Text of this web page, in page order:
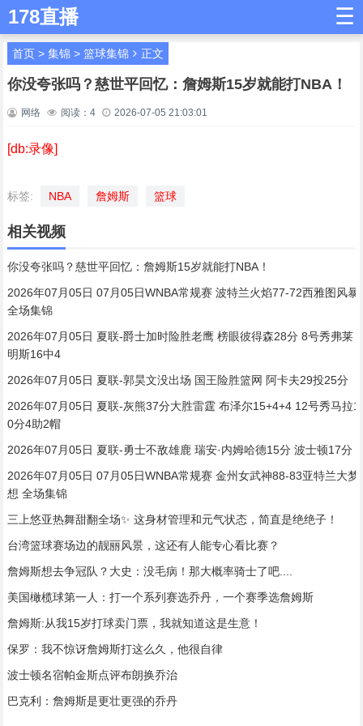
178直播 ☰
首页> 集锦> 篮球集锦 正文
你没夸张吗？慈世平回忆：詹姆斯15岁就能打NBA！
网络 阅读： 4 2026-07-05 21:03:01
[db:录像]
标签: NBA 詹姆斯 篮球
相关视频
你没夸张吗？慈世平回忆：詹姆斯15岁就能打NBA！
2026年07月05日 07月05日WNBA常规赛 波特兰火焰77-72西雅图风暴
全场集锦
2026年07月05日 夏联-爵士加时险胜老鹰 榜眼彼得森28分 8号秀弗莱
明斯16中4
2026年07月05日 夏联-郭昊文没出场 国王险胜篮网 阿卡夫29投25分
2026年07月05日 夏联-灰熊37分大胜雷霆 布泽尔15+4+4 12号秀马拉1
0分4助2帽
2026年07月05日 夏联-勇士不敌雄鹿 瑞安·内姆哈德15分 波士顿17分
2026年07月05日 07月05日WNBA常规赛 金州女武神88-83亚特兰大梦
想 全场集锦
三上悠亚热舞甜翻全场✨ 这身材管理和元气状态，简直是绝绝子！
台湾篮球赛场边的靓丽风景，这还有人能专心看比赛？
詹姆斯想去争冠队？大史：没毛病！那大概率骑士了吧....
美国橄榄球第一人：打一个系列赛选乔丹，一个赛季选詹姆斯
詹姆斯:从我15岁打球卖门票，我就知道这是生意！
保罗：我不惊讶詹姆斯打这么久，他很自律
波士顿名宿帕金斯点评布朗换乔治
巴克利：詹姆斯是更壮更强的乔丹